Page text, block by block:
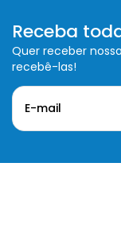
Receba
Quer receber
recebê-las!